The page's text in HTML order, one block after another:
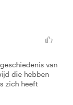
van
die hebben
zich heeft